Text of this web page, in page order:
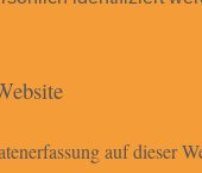
auf dieser